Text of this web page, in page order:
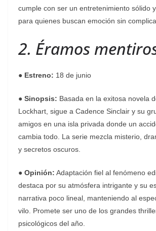
cumple con ser un entretenimiento sólido
para quienes buscan emoción sin
2. Éramos
● Estreno: 18 de junio
● Sinopsis: Basada en la exitosa novela
Lockhart, sigue a Cadence Sinclair y su
amigos en una isla privada donde un
cambia todo. La serie mezcla misterio,
y secretos oscuros.
● Opinión: Adaptación fiel al fenómeno
destaca por su atmósfera intrigante y su
narrativa poco lineal, manteniendo al
vilo. Promete ser uno de los grandes
psicológicos del año.